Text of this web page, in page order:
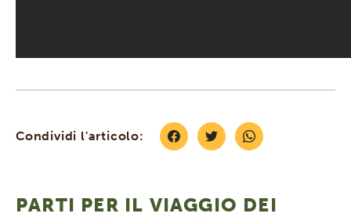
Condividi l'articolo:
PARTI PER IL VIAGGIO DEI